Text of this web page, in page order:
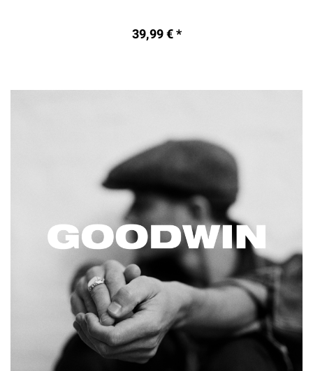
39,99 € *